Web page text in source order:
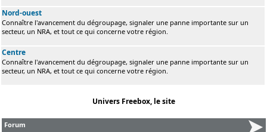
Nord-ouest
Connaître l'avancement du dégroupage, signaler une panne importante sur un
secteur, un NRA, et tout ce qui concerne votre région.
Centre
Connaître l'avancement du dégroupage, signaler une panne importante sur un
secteur, un NRA, et tout ce qui concerne votre région.
Univers Freebox, le site
Forum